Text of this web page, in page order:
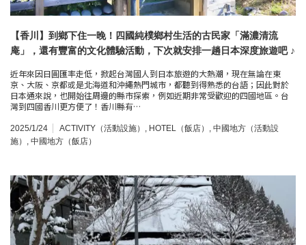
【香川】到鄉下住一晚！四國純樸鄉村生活的古民家「滿濃清流
庵」，還有豐富的文化體驗活動，下次就安排一趟日本深度旅遊吧 ♪
近年來因日圓匯率走低，掀起台灣國人到日本旅遊的大熱潮，現在無論在東
京、大阪、京都或是北海道和沖繩熱門城市，都聽到得熟悉的台語；因此對於
日本通來說，也開始往周邊的縣市探索，例如近期非常受歡迎的四國地區。台
灣到四國香川更方便了！香川縣有…
2025/1/24 ACTIVITY（活動設施） , HOTEL（飯店） , 中國地方（活動設
施） , 中國地方（飯店）